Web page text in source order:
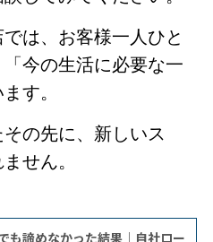
は、お客様一人ひと
今の生活に必要な一
す。
その先に、新しいス
せん。
も諦めなかった結果｜自社ロー